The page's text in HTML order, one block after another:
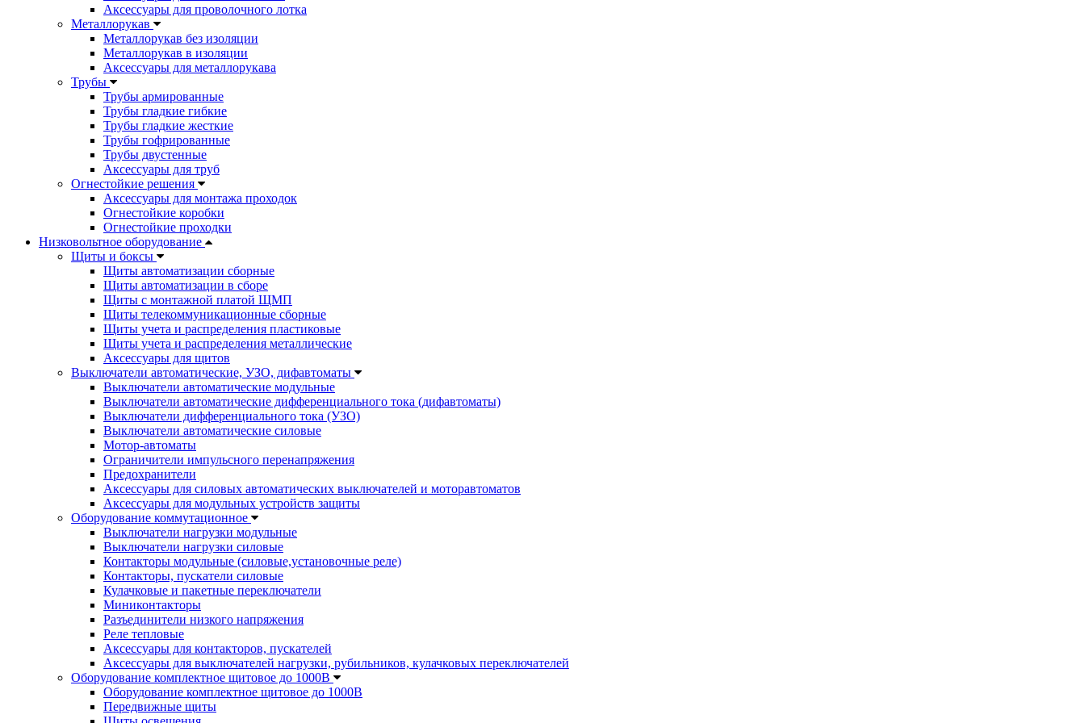
Аксессуары для проволочного лотка
Металлорукав
Металлорукав без изоляции
Металлорукав в изоляции
Аксессуары для металлорукава
Трубы
Трубы армированные
Трубы гладкие гибкие
Трубы гладкие жесткие
Трубы гофрированные
Трубы двустенные
Аксессуары для труб
Огнестойкие решения
Аксессуары для монтажа проходок
Огнестойкие коробки
Огнестойкие проходки
Низковольтное оборудование
Щиты и боксы
Щиты автоматизации сборные
Щиты автоматизации в сборе
Щиты с монтажной платой ЩМП
Щиты телекоммуникационные сборные
Щиты учета и распределения пластиковые
Щиты учета и распределения металлические
Аксессуары для щитов
Выключатели автоматические, УЗО, дифавтоматы
Выключатели автоматические модульные
Выключатели автоматические дифференциального тока (дифавтоматы)
Выключатели дифференциального тока (УЗО)
Выключатели автоматические силовые
Мотор-автоматы
Ограничители импульсного перенапряжения
Предохранители
Аксессуары для силовых автоматических выключателей и моторавтоматов
Аксессуары для модульных устройств защиты
Оборудование коммутационное
Выключатели нагрузки модульные
Выключатели нагрузки силовые
Контакторы модульные (силовые,установочные реле)
Контакторы, пускатели силовые
Кулачковые и пакетные переключатели
Миниконтакторы
Разъединители низкого напряжения
Реле тепловые
Аксессуары для контакторов, пускателей
Аксессуары для выключателей нагрузки, рубильников, кулачковых переключателей
Оборудование комплектное щитовое до 1000В
Оборудование комплектное щитовое до 1000В
Передвижные щиты